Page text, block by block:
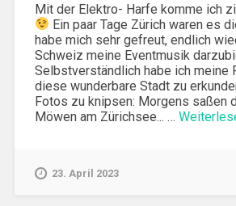
Mit der Elektro- Harfe komme ich
Ein paar Tage Zürich waren es
habe mich sehr gefreut, endlich
Schweiz meine Eventmusik
Selbstverständlich habe ich meine
diese wunderbare Stadt zu
Fotos zu knipsen: Morgens saßen
Möwen am Zürichsee... …
23. April 2023